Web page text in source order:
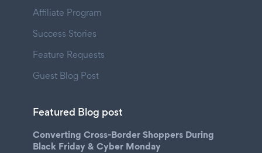
Affiliate Program
Success Stories
Feature Requests
Guest Blog Post
Featured Blog post
Converting Cross-Border Shoppers During
Black Friday & Cyber Monday